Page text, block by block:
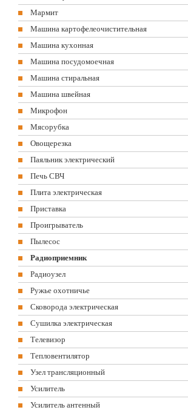
Мармит
Машина картофелеочистительная
Машина кухонная
Машина посудомоечная
Машина стиральная
Машина швейная
Микрофон
Мясорубка
Овощерезка
Паяльник электрический
Печь СВЧ
Плита электрическая
Приставка
Проигрыватель
Пылесос
Радиоприемник
Радиоузел
Ружье охотничье
Сковорода электрическая
Сушилка электрическая
Телевизор
Тепловентилятор
Узел трансляционный
Усилитель
Усилитель антенный